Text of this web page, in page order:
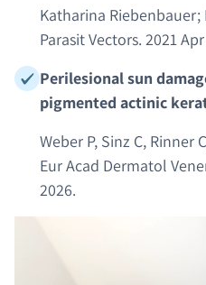
Katharina
Parasit Vectors. 2021
Perilesional sun
pigmented actinic
Weber P, Sinz C, Rinner
Eur Acad Dermatol
2026.